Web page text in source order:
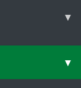
▾
▾